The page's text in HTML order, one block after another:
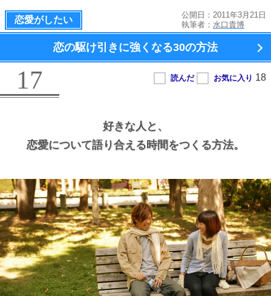
恋愛がしたい
公開日：2011年3月21日
執筆者： 水口貴博
恋の駆け引きに強くなる30の方法
17
好きな人と、
恋愛について語り合える時間をつくる方法。